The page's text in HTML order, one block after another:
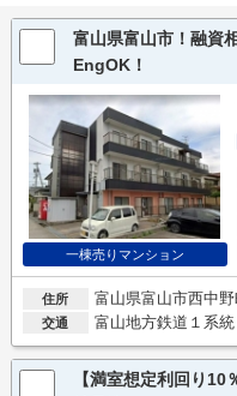
富山県富山市！融資
EngOK！
一棟売りマンション
住所 富山県富山市西中野
交通 富山地方鉄道１系
【満室想定利回り10